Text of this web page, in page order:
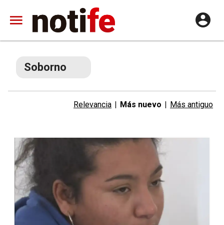
Soborno
Relevancia | Más nuevo | Más antiguo